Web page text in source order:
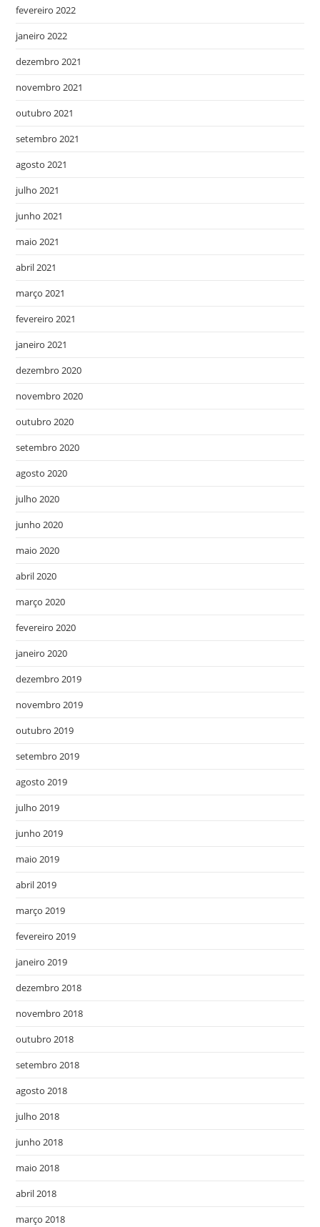
fevereiro 2022
janeiro 2022
dezembro 2021
novembro 2021
outubro 2021
setembro 2021
agosto 2021
julho 2021
junho 2021
maio 2021
abril 2021
março 2021
fevereiro 2021
janeiro 2021
dezembro 2020
novembro 2020
outubro 2020
setembro 2020
agosto 2020
julho 2020
junho 2020
maio 2020
abril 2020
março 2020
fevereiro 2020
janeiro 2020
dezembro 2019
novembro 2019
outubro 2019
setembro 2019
agosto 2019
julho 2019
junho 2019
maio 2019
abril 2019
março 2019
fevereiro 2019
janeiro 2019
dezembro 2018
novembro 2018
outubro 2018
setembro 2018
agosto 2018
julho 2018
junho 2018
maio 2018
abril 2018
março 2018